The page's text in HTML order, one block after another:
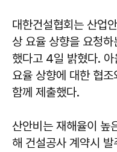
대한건설협회는 산업
상 요율 상향을 요청
했다고 4일 밝혔다. 아
요율 상향에 대한 협
함께 제출했다.
산안비는 재해율이 높
해 건설공사 계약시